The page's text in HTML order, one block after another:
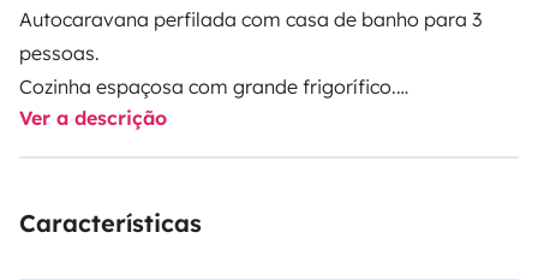
Autocaravana perfilada com casa de banho para 3
pessoas.
Cozinha espaçosa com grande frigorífico.
Casa de banho confortável com duche, lavatório e WC.
Aquecimento autónomo. 2+1 camas.
https://roadsurfer.com/wp-
Ver a descrição
Características